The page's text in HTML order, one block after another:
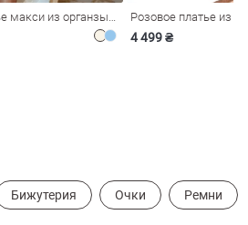
4 499 ₴
Бижутерия Очки Ремни